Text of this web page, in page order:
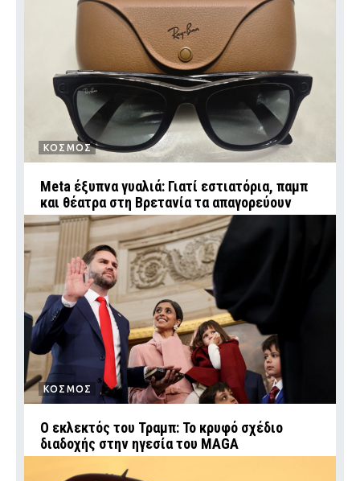
ΚΟΣΜΟΣ
Meta έξυπνα γυαλιά: Γιατί εστιατόρια, παμπ
και θέατρα στη Βρετανία τα απαγορεύουν
ΚΟΣΜΟΣ
Ο εκλεκτός του Τραμπ: Το κρυφό σχέδιο
διαδοχής στην ηγεσία του MAGA